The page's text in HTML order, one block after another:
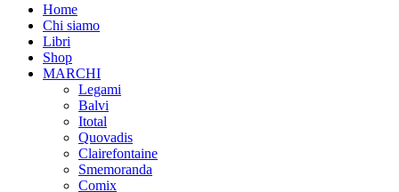
Home
Chi siamo
Libri
Shop
MARCHI
Legami
Balvi
Itotal
Quovadis
Clairefontaine
Smemoranda
Comix